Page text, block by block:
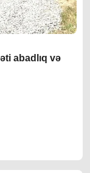
abadlıq və